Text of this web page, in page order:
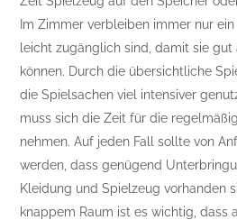
Im Zimmer verbleiben immer nur
leicht zugänglich sind, damit sie
können. Durch die übersichtliche
die Spielsachen viel intensiver
muss sich die Zeit für die
nehmen. Auf jeden Fall sollte von
werden, dass genügend
Kleidung und Spielzeug vorhanden
knappem Raum ist es wichtig, dass